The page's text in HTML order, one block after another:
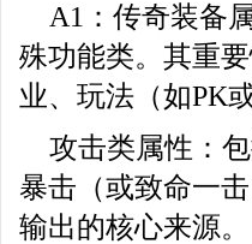
A1：传奇装备
殊功能类。其重
业、玩法（如PK
攻击类属性：
暴击（或致命一
输出的核心来源。